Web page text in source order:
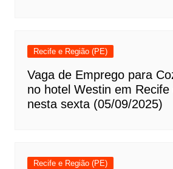
Recife e Região (PE)
Vaga de Emprego para
no hotel Westin em Recife
nesta sexta (05/09/2025)
Recife e Região (PE)